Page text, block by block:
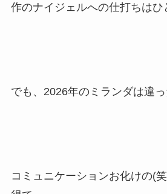
作のナイジェルへの仕打ちはひ
でも、2026年のミランダは違っ
コミュニケーションお化けの(